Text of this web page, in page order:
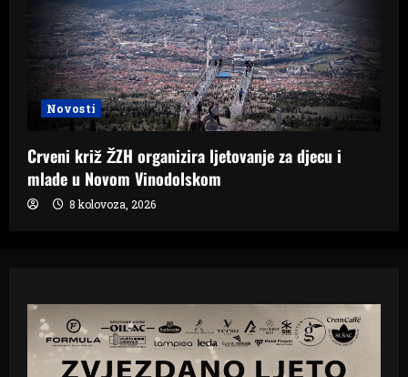
Novosti
Crveni križ ŽZH organizira ljetovanje za djecu i
mlade u Novom Vinodolskom
8 kolovoza, 2026